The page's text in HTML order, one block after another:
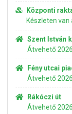
Központi
Készleten
Szent István
Átvehető
Fény utcai
Átvehető
Rákóczi út
Átvehető